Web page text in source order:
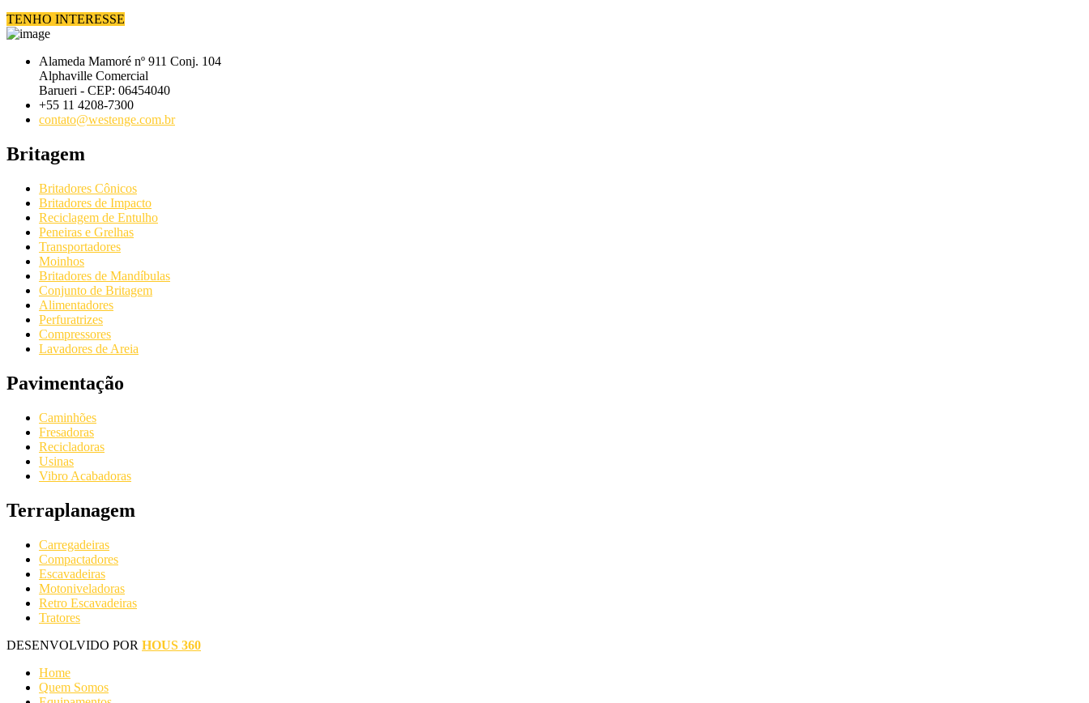
TENHO INTERESSE
Alameda Mamoré nº 911 Conj. 104
Alphaville Comercial
Barueri - CEP: 06454040
+55 11 4208-7300
contato@westenge.com.br
Britagem
Britadores Cônicos
Britadores de Impacto
Reciclagem de Entulho
Peneiras e Grelhas
Transportadores
Moinhos
Britadores de Mandíbulas
Conjunto de Britagem
Alimentadores
Perfuratrizes
Compressores
Lavadores de Areia
Pavimentação
Caminhões
Fresadoras
Recicladoras
Usinas
Vibro Acabadoras
Terraplanagem
Carregadeiras
Compactadores
Escavadeiras
Motoniveladoras
Retro Escavadeiras
Tratores
DESENVOLVIDO POR HOUS 360
Home
Quem Somos